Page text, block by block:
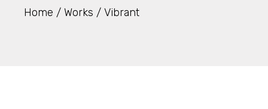
Home Works Vibrant